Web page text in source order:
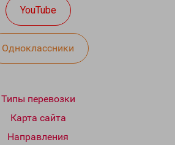
YouTube
Одноклассники
Типы перевозки
Карта сайта
Направления